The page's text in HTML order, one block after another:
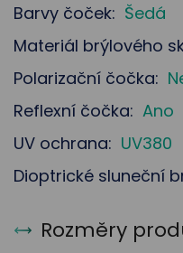
Barvy čoček: Šedá
Materiál brýlového
Polarizační čočka:
Reflexní čočka: Ano
UV ochrana: UV380
Dioptrické sluneční
Rozměry